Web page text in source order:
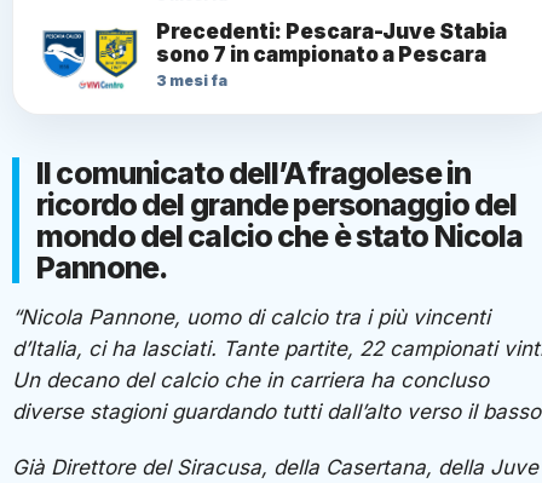
Precedenti: Pescara-Juve Stabia
sono 7 in campionato a Pescara
3 mesi fa
Il comunicato dell’Afragolese in
ricordo del grande personaggio del
mondo del calcio che è stato Nicola
Pannone.
“Nicola Pannone, uomo di calcio tra i più vincenti
d’Italia, ci ha lasciati. Tante partite, 22 campionati
Un decano del calcio che in carriera ha concluso
diverse stagioni guardando tutti dall’alto verso il
Già Direttore del Siracusa, della Casertana, della Juve